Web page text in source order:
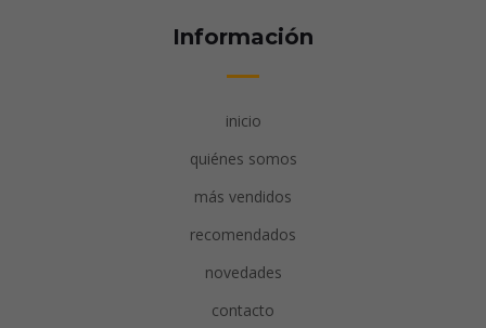
Información
inicio
quiénes somos
más vendidos
recomendados
novedades
contacto